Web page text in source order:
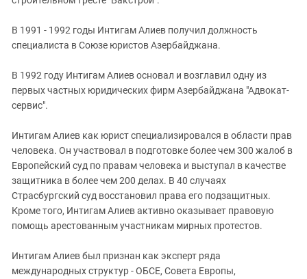
В 1991 - 1992 годы Интигам Алиев получил должность
специалиста в Союзе юристов Азербайджана.
В 1992 году Интигам Алиев основал и возглавил одну из
первых частных юридических фирм Азербайджана "Адвокат-
сервис".
Интигам Алиев как юрист специализировался в области прав
человека. Он участвовал в подготовке более чем 300 жалоб в
Европейский суд по правам человека и выступал в качестве
защитника в более чем 200 делах. В 40 случаях
Страсбургский суд восстановил права его подзащитных.
Кроме того, Интигам Алиев активно оказывает правовую
помощь арестованным участникам мирных протестов.
Интигам Алиев был признан как эксперт ряда
международных структур - ОБСЕ, Совета Европы,